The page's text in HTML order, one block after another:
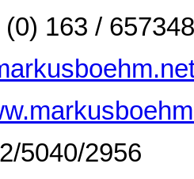
163 /
5040/2956